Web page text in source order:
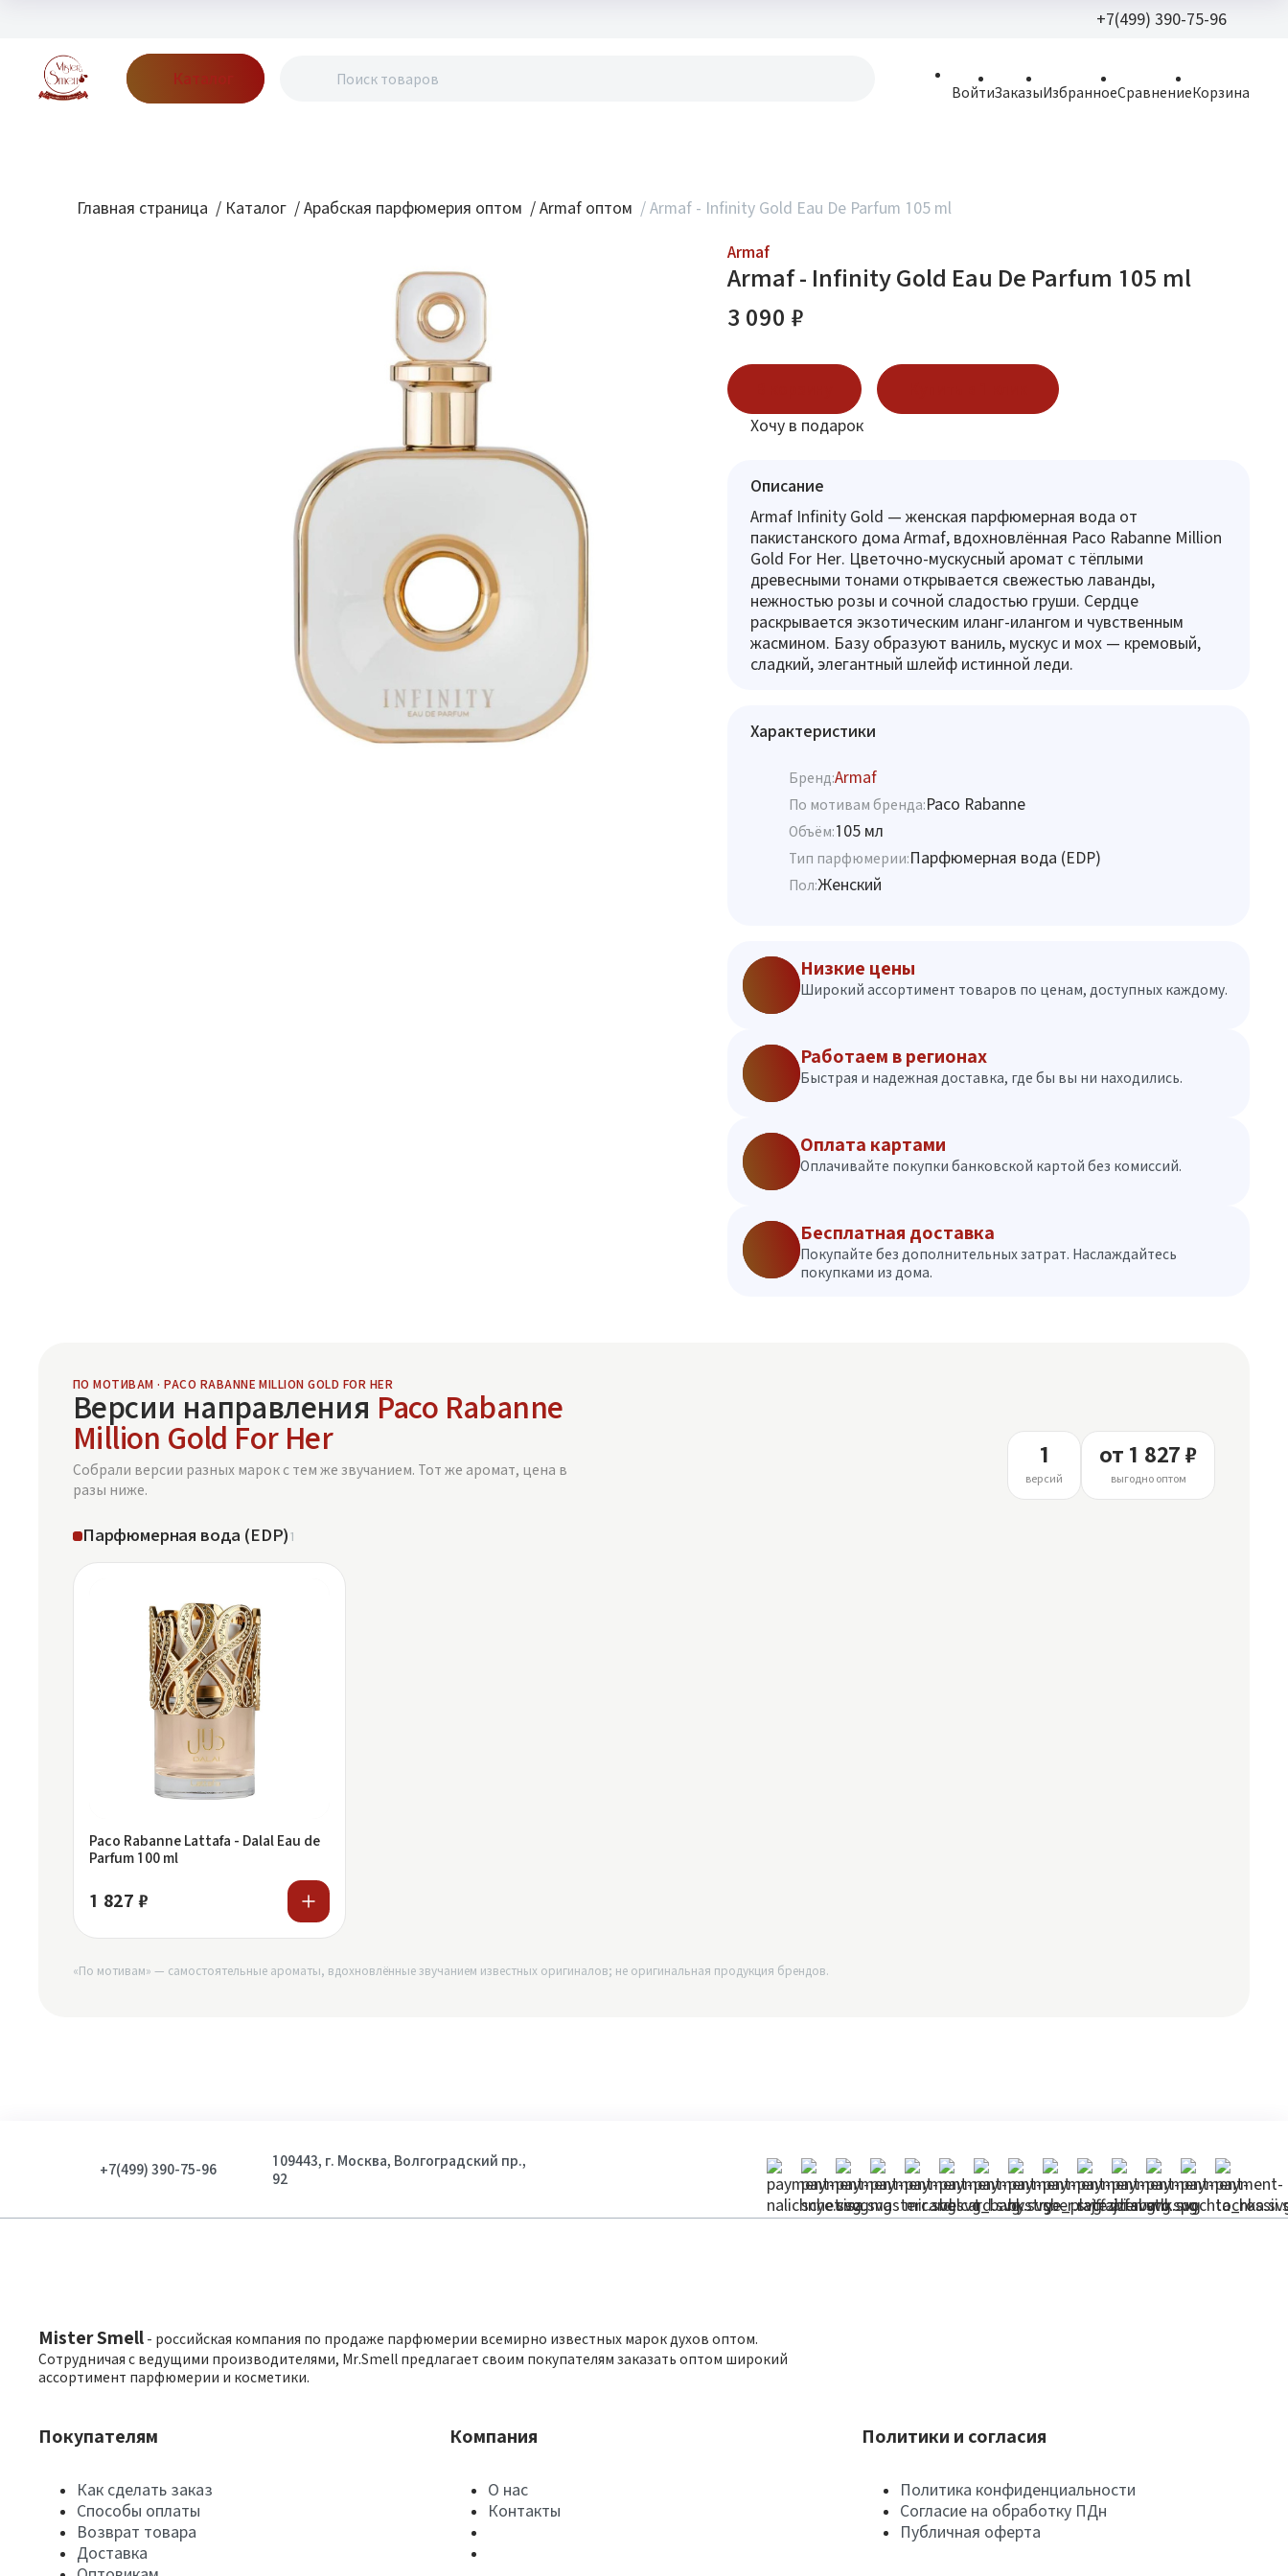
+7(499) 390-75-96
Каталог
ВойтиЗаказыИзбранноеСравнениеКорзина
Главная страница / Каталог / Арабская парфюмерия оптом / Armaf оптом / Armaf - Infinity Gold Eau De Parfum 105 ml
Armaf
Armaf - Infinity Gold Eau De Parfum 105 ml
3 090 ₽
Хочу в подарок
Описание
Armaf Infinity Gold — женская парфюмерная вода от
пакистанского дома Armaf, вдохновлённая Paco Rabanne Million
Gold For Her. Цветочно-мускусный аромат с тёплыми
древесными тонами открывается свежестью лаванды,
нежностью розы и сочной сладостью груши. Сердце
раскрывается экзотическим иланг-илангом и чувственным
жасмином. Базу образуют ваниль, мускус и мох — кремовый,
сладкий, элегантный шлейф истинной леди.
Характеристики
Бренд:Armaf
По мотивам бренда:Paco Rabanne
Объём:105 мл
Тип парфюмерии:Парфюмерная вода (EDP)
Пол:Женский
Низкие цены
Широкий ассортимент товаров по ценам, доступных каждому.
Работаем в регионах
Быстрая и надежная доставка, где бы вы ни находились.
Оплата картами
Оплачивайте покупки банковской картой без комиссий.
Бесплатная доставка
Покупайте без дополнительных затрат. Наслаждайтесь
покупками из дома.
ПО МОТИВАМ · PACO RABANNE MILLION GOLD FOR HER
Версии направления Paco Rabanne
Million Gold For Her
Собрали версии разных марок с тем же звучанием. Тот же аромат, цена в
разы ниже.
1
версий
от 1 827 ₽
выгодно оптом
Парфюмерная вода (EDP)1
Paco Rabanne Lattafa - Dalal Eau de
Parfum 100 ml
1 827 ₽
«По мотивам» — самостоятельные ароматы, вдохновлённые звучанием известных оригиналов; не оригинальная продукция брендов.
+7(499) 390-75-96
109443, г. Москва, Волгоградский пр.,
92
Mister Smell - российская компания по продаже парфюмерии всемирно известных марок духов оптом.
Сотрудничая с ведущими производителями, Mr.Smell предлагает своим покупателям заказать оптом широкий
ассортимент парфюмерии и косметики.
Покупателям
Как сделать заказ
Способы оплаты
Возврат товара
Доставка
Компания
О нас
Контакты
Политики и согласия
Политика конфиденциальности
Согласие на обработку ПДн
Публичная оферта